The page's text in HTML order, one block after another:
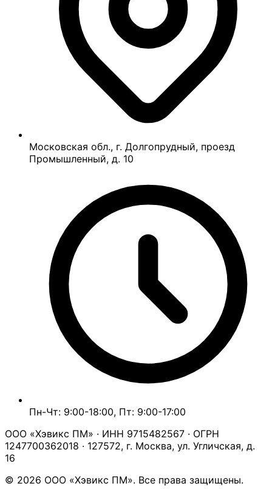
Московская обл., г. Долгопрудный, проезд
Промышленный, д. 10
Пн-Чт: 9:00-18:00, Пт: 9:00-17:00
ООО «Хэвикс ПМ» · ИНН 9715482567 · ОГРН
1247700362018 · 127572, г. Москва, ул. Угличская, д.
16
© 2026 ООО «Хэвикс ПМ». Все права защищены.